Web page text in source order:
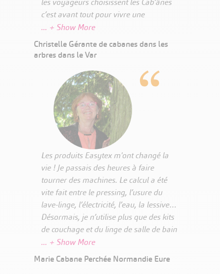
les voyageurs choisissent les Cab’ânes
c’est avant tout pour vivre une
expérience insolite. A leur arrivée nous
leur remettons un sac à dos contenant
un kit de protection Easytex (alèse et
frontale, etc. Pour nous, c’est super
pratique car les clients installent eux-
mêmes le kit de protection sur le lit ! De
plus, le fait de ne pas laver les draps, de
ne pas avoir de femmes de ménage
dédiées à cela et de ne pas passer par
une blanchisserie permet un gain
économique important ; ainsi, nous
pouvons pratiquer des prix plus
abordables pour les clients.
Christelle Gérante de cabanes dans les
arbres dans le Var
Les produits Easytex m'ont changé la
vie ! Je passais des heures à faire
tourner des machines. Le calcul a été
vite fait entre le pressing, l’usure du
lave-linge, l’électricité, l’eau, la lessive…
Désormais, je n’utilise plus que des kits
de couchage et du linge de salle de bain
Nature que je transforme en bûches
pour mon poêle à bois à la fin du séjour
Marie Cabane Perchée Normandie Eure